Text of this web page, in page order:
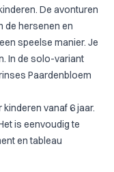
De avonturen
de hersenen en
speelse manier. Je
In de solo-variant
Paardenbloem
vanaf 6 jaar.
is eenvoudig te
en tableau